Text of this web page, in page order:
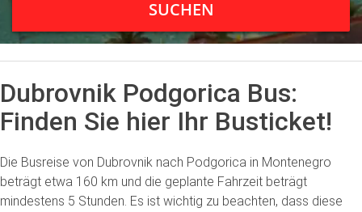
SUCHEN
Dubrovnik Podgorica Bus:
Finden Sie hier Ihr Busticket!
Die Busreise von Dubrovnik nach Podgorica in Montenegro
beträgt etwa 160 km und die geplante Fahrzeit beträgt
mindestens 5 Stunden. Es ist wichtig zu beachten, dass diese